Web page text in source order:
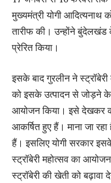
मुख्यमंत्री योगी आदित्यनाथ
तारीफ की। उन्होंने बुंदेलखंड
प्रेरित किया।
इसके बाद गुरलीन ने
को इसके उत्पादन से जोड़ने
आयोजन किया। इसे देखकर
आकर्षित हुए हैं। माना जा
हैं। इसलिए योगी सरकार
स्ट्रॉबेरी महोत्सव का
स्ट्रॉबेरी की खेती को बढ़ावा